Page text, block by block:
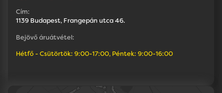
Cím:
1139 Budapest, Frangepán utca 46.
Bejövő áruátvétel:
Hétfő - Csütörtök: 9:00-17:00, Péntek: 9:00-16:00